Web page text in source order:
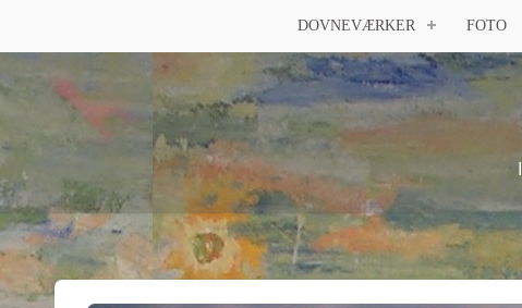
DOVNEVÆRKER FOTO